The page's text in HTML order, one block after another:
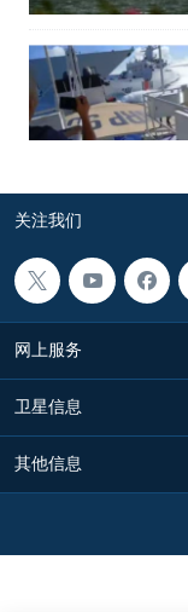
关注我们
网上服务
卫星信息
其他信息